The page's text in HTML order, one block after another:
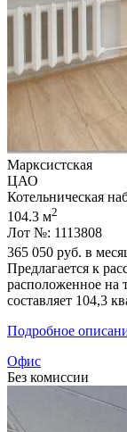
Марксистская
ЦАО
Котельническая
104.3 м2
Лот №: 1113808
365 050 руб. в
Предлагается к
расположенное на
составляет 104,­3
Подробное
Офис
Без комиссии